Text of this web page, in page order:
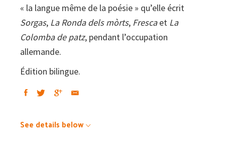
« la langue même de la poésie » qu’elle écrit
Sorgas, La Ronda dels mòrts, Frescaet La
Colomba de patz, pendant l’occupation
allemande.
Édition bilingue.
See details below